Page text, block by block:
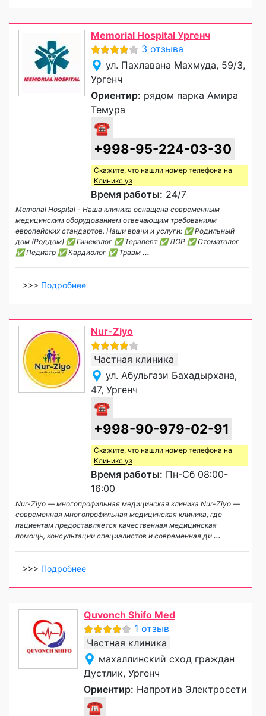
Memorial Hospital Ургенч
3 отзыва
ул. Пахлавана Махмуда, 59/3,
Ургенч
Ориентир: рядом парка Амира
Темура
☎
+998-95-224-03-30
Скажите, что нашли номер телефона на
Клиникс уз
Время работы: 24/7
Memorial Hospital - Наша клиника оснащена современным
медицинским оборудованием отвечающим требованиям
европейских стандартов. Наши врачи и услуги: ✅ Родильный
дом (Роддом) ✅ Гинеколог ✅ Терапевт ✅ ЛОР ✅ Стоматолог
✅ Педиатр ✅ Кардиолог ✅ Травм ...
>>> Подробнее
Nur-Ziyo
Частная клиника
ул. Абульгази Бахадырхана,
47, Ургенч
☎
+998-90-979-02-91
Скажите, что нашли номер телефона на
Клиникс уз
Время работы: Пн-Сб 08:00-
16:00
Nur-Ziyo — многопрофильная медицинская клиника Nur-Ziyo —
современная многопрофильная медицинская клиника, где
пациентам предоставляется качественная медицинская
помощь, консультации специалистов и современная ди ...
>>> Подробнее
Quvonch Shifo Med
1 отзыв
Частная клиника
махаллинский сход граждан
Дустлик, Ургенч
Ориентир: Напротив Электросети
☎